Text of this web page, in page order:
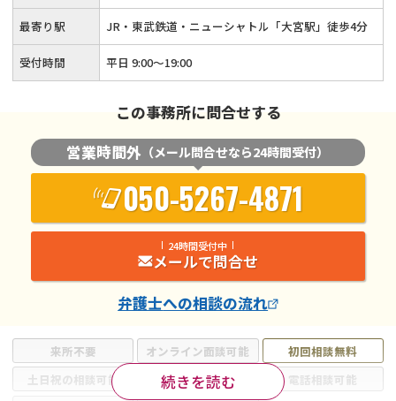
来所不要 オンライン面談可能
初回相談無料
土日祝の相談可能
19時以降電話可能
電話相談可能
続きを読む
最寄り駅 JR・東武鉄道・ニューシャトル「大宮駅」徒歩4分
受付時間 平日 9:00～19:00
この事務所に問合せする
営業時間外 （メール問合せなら24時間受付）
050-5267-4871
24時間受付中
メールで問合せ
弁護士への相談の流れ